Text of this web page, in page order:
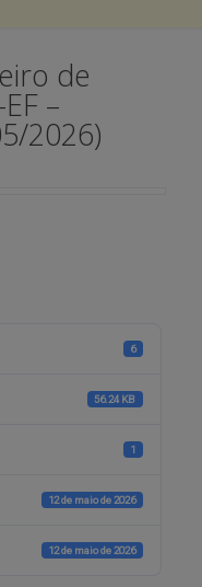
de
–
2026)
6
56.24 KB
1
12 de maio de 2026
12 de maio de 2026